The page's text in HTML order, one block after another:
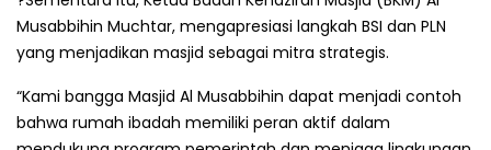
Musabbihin Muchtar, mengapresiasi langkah BSI dan PLN
yang menjadikan masjid sebagai mitra strategis.
“Kami bangga Masjid Al Musabbihin dapat menjadi contoh
bahwa rumah ibadah memiliki peran aktif dalam